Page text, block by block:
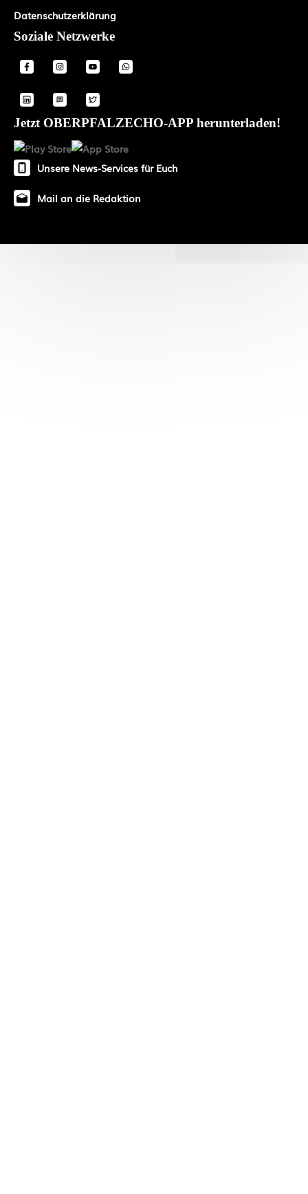
Datenschutzerklärung
Soziale Netzwerke
Jetzt OBERPFALZECHO-APP herunterladen!
Unsere News-Services für Euch
Mail an die Redaktion